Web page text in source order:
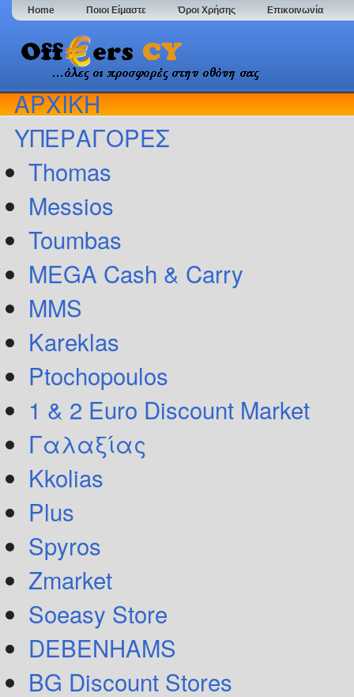
Home Ποιοι Είμαστε Όροι Χρήσης Επικοινωνία
ΑΡΧΙΚΗ
ΥΠΕΡΑΓΟΡΕΣ
Thomas
Messios
Toumbas
MEGA Cash & Carry
MMS
Kareklas
Ptochopoulos
1 & 2 Euro Discount Market
Γαλαξίας
Kkolias
Plus
Spyros
Zmarket
Soeasy Store
DEBENHAMS
BG Discount Stores